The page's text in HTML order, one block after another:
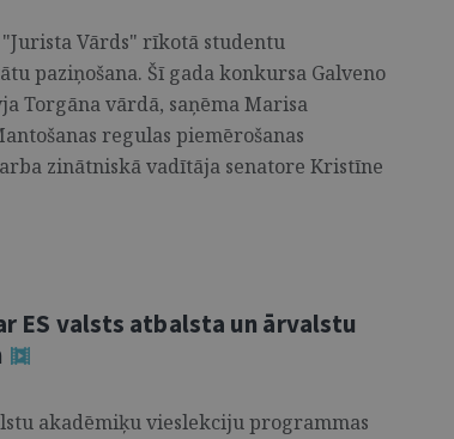
Vārds" rīkotā studentu
paziņošana. Šī gada konkursa Galveno
Torgāna vārdā, saņēma Marisa
regulas piemērošanas
zinātniskā vadītāja senatore Kristīne
ES valsts atbalsta un ārvalstu
akadēmiķu vieslekciju programmas